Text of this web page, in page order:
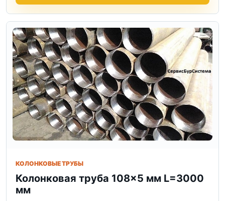
КОЛОНКОВЫЕ ТРУБЫ
Колонковая труба 108×5 мм L=3000
мм